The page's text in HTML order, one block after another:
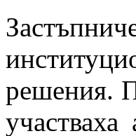
решения.